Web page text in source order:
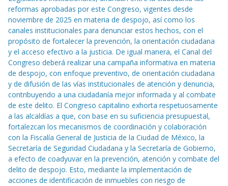
reformas aprobadas por este Congreso, vigentes desde
noviembre de 2025 en materia de despojo, así como los
canales institucionales para denunciar estos hechos, con el
propósito de fortalecer la prevención, la orientación ciudadana
y el acceso efectivo a la justicia. De igual manera, el Canal del
Congreso deberá realizar una campaña informativa en materia
de despojo, con enfoque preventivo, de orientación ciudadana
y de difusión de las vías institucionales de atención y denuncia,
contribuyendo a una ciudadanía mejor informada y al combate
de este delito. El Congreso capitalino exhorta respetuosamente
a las alcaldías a que, con base en su suficiencia presupuestal,
fortalezcan los mecanismos de coordinación y colaboración
con la Fiscalía General de Justicia de la Ciudad de México, la
Secretaría de Seguridad Ciudadana y la Secretaría de Gobierno,
a efecto de coadyuvar en la prevención, atención y combate del
delito de despojo. Esto, mediante la implementación de
acciones de identificación de inmuebles con riesgo de